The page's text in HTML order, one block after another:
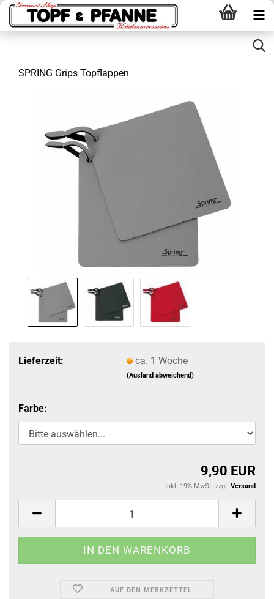
SPRING Grips Topflappen
Lieferzeit: ca. 1 Woche
(Ausland abweichend)
Farbe:
9,90 EUR
inkl. 19% MwSt. zzgl. Versand
AUF DEN MERKZETTEL